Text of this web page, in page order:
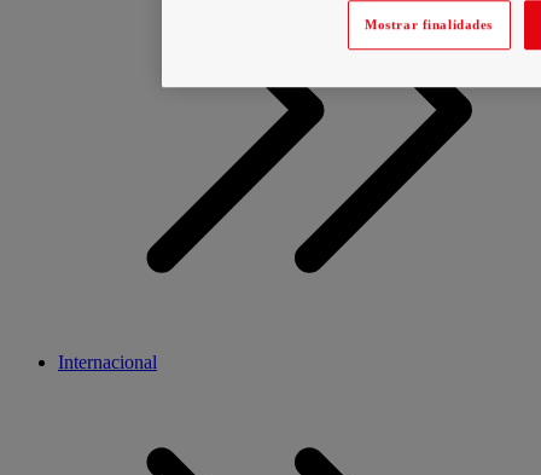
Internacional
Mostrar finalidades